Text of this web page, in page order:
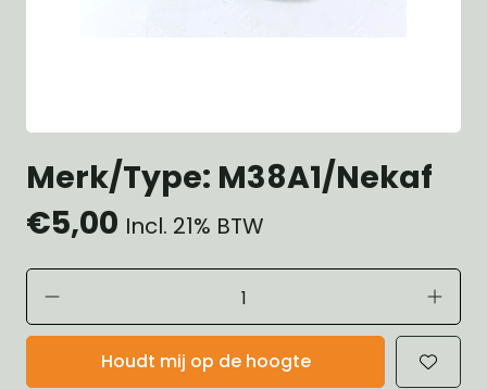
Merk/Type: M38A1/Nekaf
€5,00 Incl. 21% BTW
Houdt mij op de hoogte